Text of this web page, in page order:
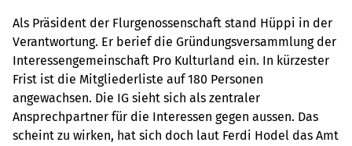
Als Präsident der Flurgenossenschaft stand Hüppi in der
Verantwortung. Er berief die Gründungsversammlung der
Interessengemeinschaft Pro Kulturland ein. In kürzester
Frist ist die Mitgliederliste auf 180 Personen
angewachsen. Die IG sieht sich als zentraler
Ansprechpartner für die Interessen gegen aussen. Das
scheint zu wirken, hat sich doch laut Ferdi Hodel das Amt